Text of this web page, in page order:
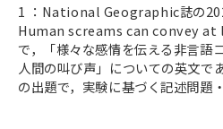
1 ：National Geographic誌の
Human screams can convey
で，「様々な感情を伝える非言語
人間の叫び声」についての英文で
の出題で，実験に基づく記述問題